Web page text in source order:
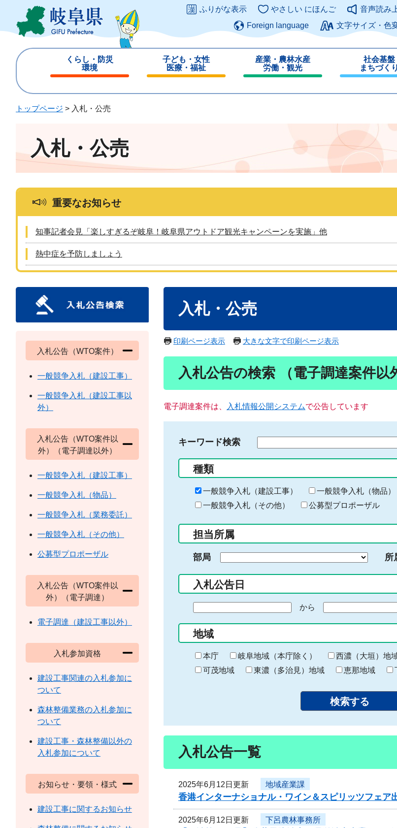
ジ
ュ
このページの本文へ
ふりがな表示 やさしい にほんご
音声読み
Foreign language
文字サイズ・色
くらし・防災
環境
じ
子ども・女性
医療・福祉
じ
産業・農林水産
労働・観光
じ
社会基盤
まちづくり
じ
トップページ > 入札・公売
入札・公売
重要なお知らせ
知事記者会見「楽しすぎるぞ岐阜！岐阜県アウトドア観光キャンペーンを実施」他
熱中症を予防しましょう
入札・公売
印刷ページ表示 大きな文字で印刷ページ表示
入札公告の検索 （電子調達案件以
電子調達案件は、 入札情報公開システムで公告しています
キーワード検索
る
キ
ー
ー
入
力
種類
一般競争入札（建設工事） 一般競争入札（物品）
一般競争入札（その他）
公募型プロポーザル
担当所属
部局 所
入札公告日
の
始
ま
り
から
終
わ
り
地域
本庁 岐阜地域（本庁除く） 西濃（大垣）地
可茂地域
東濃（多治見）地域 恵那地域
入札公告一覧
2025年6月12日更新 地域産業課
香港インターナショナル・ワイン＆スピリッツフェア
2025年6月12日更新 下呂農林事務所
入札公告（WTO案件）
一般競争入札（建設工事）
一般競争入札（建設工事以
外）
入札公告（WTO案件以
外）（電子調達以外）
一般競争入札（建設工事）
一般競争入札（物品）
一般競争入札（業務委託）
一般競争入札（その他）
公募型プロポーザル
入札公告（WTO案件以
外）（電子調達）
電子調達（建設工事以外）
入札参加資格
建設工事関連の入札参加に
ついて
森林整備業務の入札参加に
ついて
建設工事・森林整備以外の
入札参加について
お知らせ・要領・様式
建設工事に関するお知らせ